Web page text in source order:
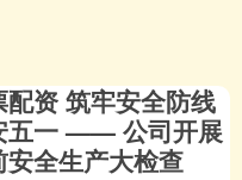
配资 筑牢安全防线
五一 —— 公司开展
安全生产大检查